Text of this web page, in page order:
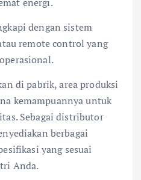
dengan sistem
remote control yang
di pabrik, area produksi
kemampuannya untuk
Sebagai distributor
berbagai
yang sesuai
Anda.